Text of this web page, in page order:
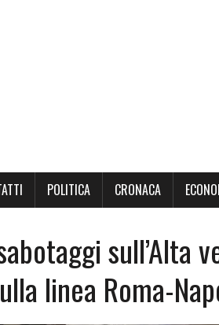
POLITICA CRONACA
sull’Alta
linea Roma-